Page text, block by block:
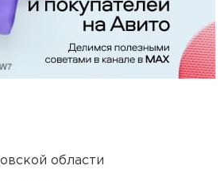
области